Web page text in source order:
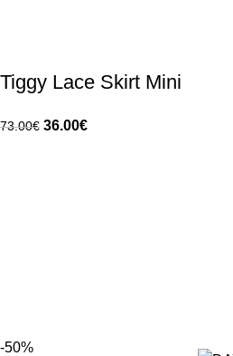
Tiggy Lace Skirt Mini
73.00€ 36.00€
-50%